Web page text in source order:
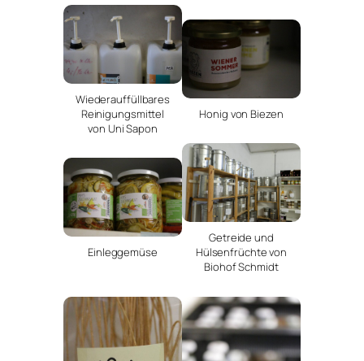
Wiederauffüllbares
Reinigungsmittel
von Uni Sapon
Honig von Biezen
Einleggemüse
Getreide und
Hülsenfrüchte von
Biohof Schmidt